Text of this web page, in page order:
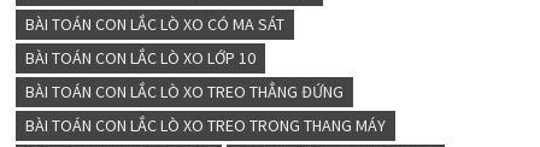
BÀI TOÁN CON LẮC LÒ XO CÓ MA SÁT
BÀI TOÁN CON LẮC LÒ XO LỚP 10
BÀI TOÁN CON LẮC LÒ XO TREO THẲNG ĐỨNG
BÀI TOÁN CON LẮC LÒ XO TREO TRONG THANG MÁY